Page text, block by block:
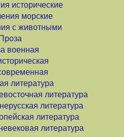
исторические
морские
с животными
Проза
военная
литература
литература
литература
литература
литература